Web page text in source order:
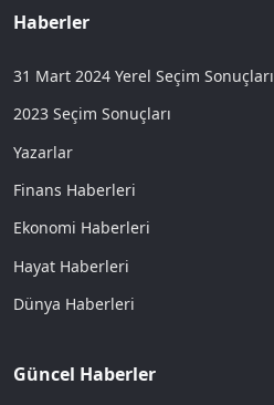
Haberler
31 Mart 2024 Yerel Seçim Sonuçları
2023 Seçim Sonuçları
Yazarlar
Finans Haberleri
Ekonomi Haberleri
Hayat Haberleri
Dünya Haberleri
Güncel Haberler